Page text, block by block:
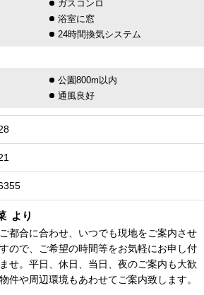
ガスコンロ
浴室に窓
24時間換気システム
公園800m以内
通風良好
より
都合に合わせ、いつでも現地をご案内させ
ので、ご希望の時間等をお気軽にお申し付
せ。平日、休日、当日、夜のご案内も大歓
件や周辺環境もあわせてご案内致します。